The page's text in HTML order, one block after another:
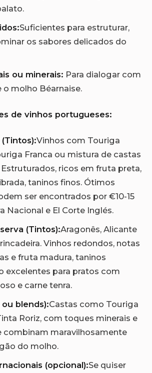
Suficientes para estruturar,
os sabores delicados do
ou minerais: Para dialogar com
o molho Béarnaise.
de vinhos portugueses:
Vinhos com Touriga
Franca ou mistura de castas
ricos em fruta preta,
taninos finos. Ótimos
ser encontrados por €10-15
Nacional e El Corte Inglés.
(Tintos):Aragonês, Alicante
Vinhos redondos, notas
e fruta madura, taninos
excelentes para pratos com
e carne tenra.
blends):Castas como Touriga
Roriz, com toques minerais e
combinam maravilhosamente
do molho.
(opcional):Se quiser